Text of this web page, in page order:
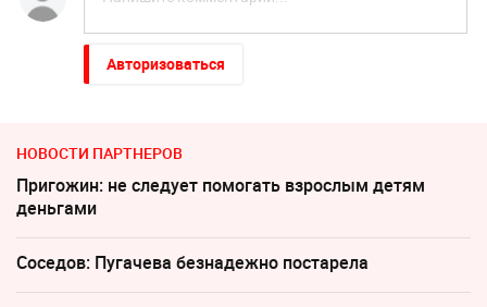
Авторизоваться
НОВОСТИ ПАРТНЕРОВ
Пригожин: не следует помогать взрослым детям
деньгами
Соседов: Пугачева безнадежно постарела